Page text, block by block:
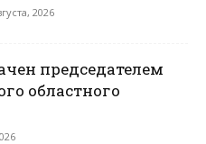
2026
председателем
областного